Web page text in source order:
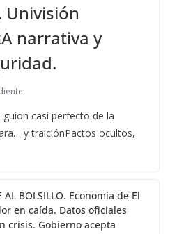
Univisión
narrativa y
guion casi perfecto de la
y traiciónPactos ocultos,
AL BOLSILLO. Economía de El
en caída. Datos oficiales
crisis. Gobierno acepta